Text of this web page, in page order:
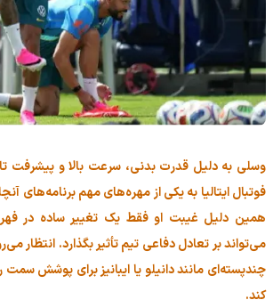
وسلی به دلیل قدرت بدنی، سرعت بالا و پیشرفت
فوتبال ایتالیا به یکی از مهره‌های مهم برنامه‌های
همین دلیل غیبت او فقط یک تغییر ساده در
می‌تواند بر تعادل دفاعی تیم تأثیر بگذارد. انتظار
چندپسته‌ای مانند دانیلو یا ایبانیز برای پوشش
کند.